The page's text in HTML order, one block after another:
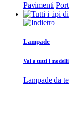
Pavimenti
Lampade
Vai a tutti i modelli
Lampade da